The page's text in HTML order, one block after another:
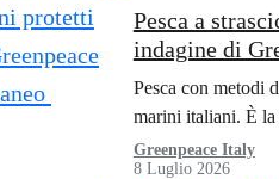
Pesca a
indagine di
Pesca con metodi
marini italiani. È la
Greenpeace Italy
8 Luglio 2026